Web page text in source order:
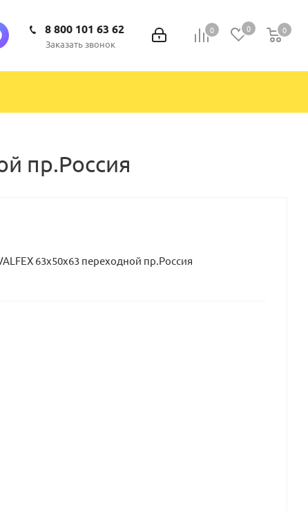
0 0 0
0
8 800 101 63 62
Заказать звонок
пр.Россия
63х50х63 переходной пр.Россия